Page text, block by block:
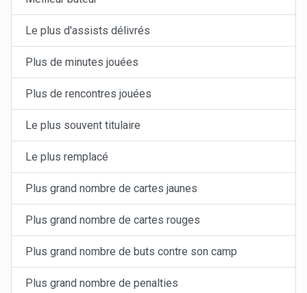
Le plus d'assists délivrés
Plus de minutes jouées
Plus de rencontres jouées
Le plus souvent titulaire
Le plus remplacé
Plus grand nombre de cartes jaunes
Plus grand nombre de cartes rouges
Plus grand nombre de buts contre son camp
Plus grand nombre de penalties